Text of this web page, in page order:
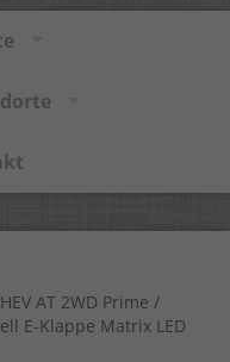
AT 2WD Prime /
E-Klappe Matrix LED